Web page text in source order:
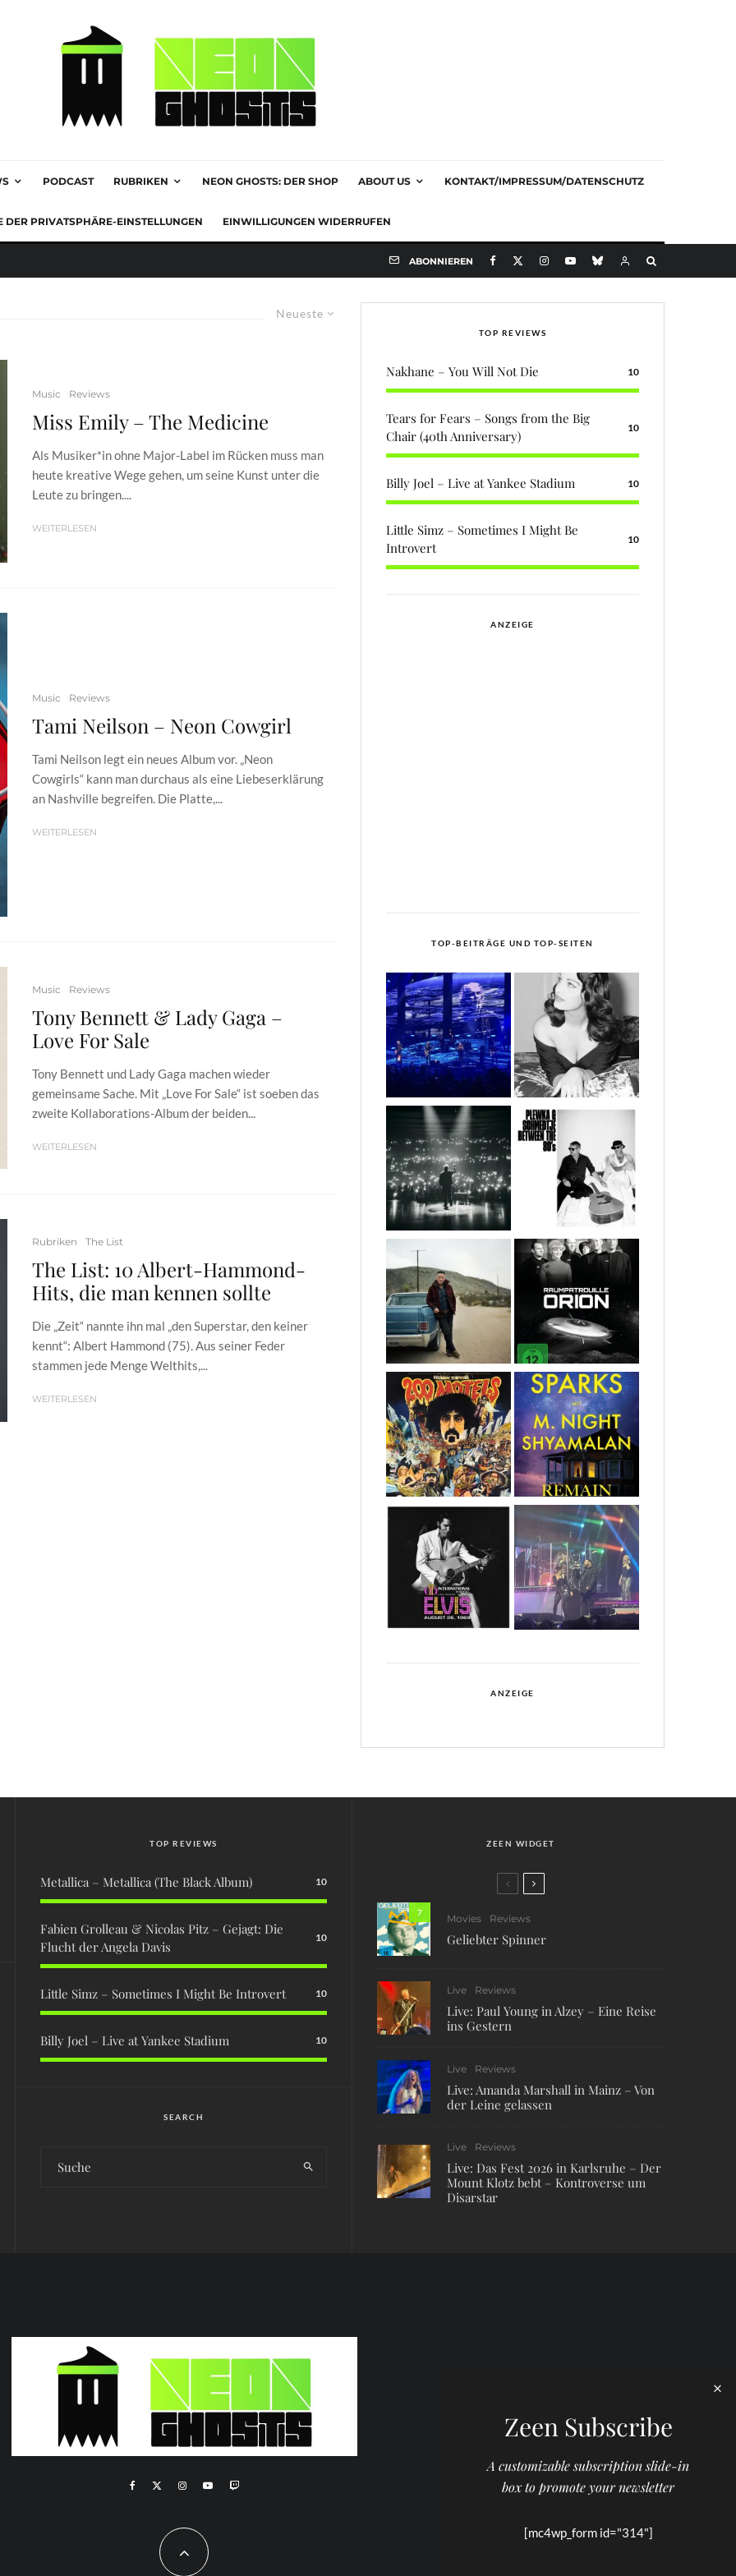
PODCAST RUBRIKEN NEON GHOSTS: DER SHOP ABOUT US KONTAKT/IMPRESSUM/DATENSCHUTZ
DER PRIVATSPHÄRE-EINSTELLUNGEN EINWILLIGUNGEN WIDERRUFEN
ABONNIEREN
Neueste
Music Reviews
Miss Emily – The Medicine
Als Musiker*in ohne Major-Label im Rücken muss man
heute kreative Wege gehen, um seine Kunst unter die
Leute zu bringen....
WEITERLESEN
Music Reviews
Tami Neilson – Neon Cowgirl
Tami Neilson legt ein neues Album vor. „Neon
Cowgirls“ kann man durchaus als eine Liebeserklärung
an Nashville begreifen. Die Platte,...
WEITERLESEN
Music Reviews
Tony Bennett & Lady Gaga –
Love For Sale
Tony Bennett und Lady Gaga machen wieder
gemeinsame Sache. Mit „Love For Sale“ ist soeben das
zweite Kollaborations-Album der beiden...
WEITERLESEN
Rubriken The List
The List: 10 Albert-Hammond-
Hits, die man kennen sollte
Die „Zeit“ nannte ihn mal „den Superstar, den keiner
kennt“: Albert Hammond (75). Aus seiner Feder
stammen jede Menge Welthits,...
WEITERLESEN
TOP REVIEWS
Nakhane – You Will Not Die 10
Tears for Fears – Songs from the Big
Chair (40th Anniversary)
10
Billy Joel – Live at Yankee Stadium 10
Little Simz – Sometimes I Might Be
Introvert
10
ANZEIGE
TOP-BEITRÄGE UND TOP-SEITEN
ANZEIGE
TOP REVIEWS
Metallica – Metallica (The Black Album) 10
Fabien Grolleau & Nicolas Pitz – Gejagt: Die
Flucht der Angela Davis
10
Little Simz – Sometimes I Might Be Introvert 10
Billy Joel – Live at Yankee Stadium 10
SEARCH
ZEEN WIDGET
7
Movies Reviews
Geliebter Spinner
Live Reviews
Live: Paul Young in Alzey – Eine Reise
ins Gestern
Live Reviews
Live: Amanda Marshall in Mainz – Von
der Leine gelassen
Live Reviews
Live: Das Fest 2026 in Karlsruhe – Der
Mount Klotz bebt – Kontroverse um
Disarstar
Zeen Subscribe
A customizable subscription slide-in
box to promote your newsletter
[mc4wp_form id="314"]